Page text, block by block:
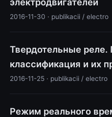
2016-11-30 · publikacii / electro
Твердотельные реле.
классификация и их
2016-11-25 · publikacii / electro
Режим реального